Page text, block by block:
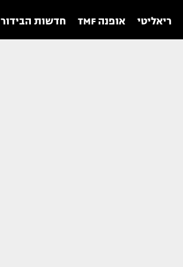
ריאליטי אופנה TMF חדשות הבידור